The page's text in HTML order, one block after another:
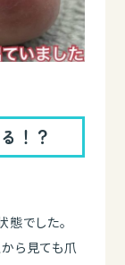
！？
態でした。
ら見ても爪